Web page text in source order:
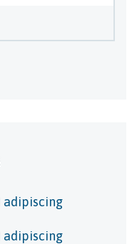
adipiscing
adipiscing